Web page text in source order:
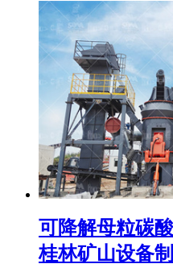
可降解母粒碳
桂林矿山设备